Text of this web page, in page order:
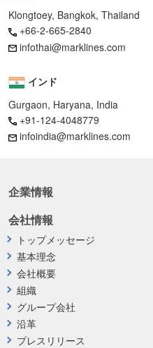
Klongtoey, Bangkok, Thailand
+66-2-665-2840
infothai@marklines.com
インド
Gurgaon, Haryana, India
+91-124-4048779
infoindia@marklines.com
企業情報
会社情報
トップメッセージ
基本理念
会社概要
組織
グループ会社
沿革
プレスリリース